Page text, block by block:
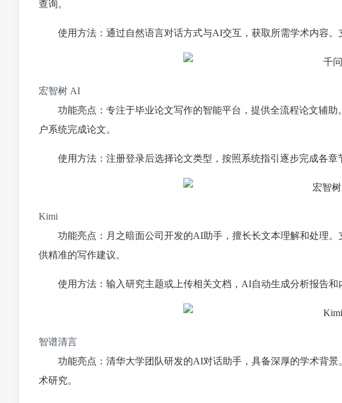
查询。
使用方法：通过自然语言对话方式与AI交互，获取所需学术内容。
宏智树 AI
功能亮点：专注于毕业论文写作的智能平台，提供全流程论文辅
户系统完成论文。
使用方法：注册登录后选择论文类型，按照系统指引逐步完成各章
Kimi
功能亮点：月之暗面公司开发的AI助手，擅长长文本理解和处理
供精准的写作建议。
使用方法：输入研究主题或上传相关文档，AI自动生成分析报告和
智谱清言
功能亮点：清华大学团队研发的AI对话助手，具备深厚的学术背
术研究。